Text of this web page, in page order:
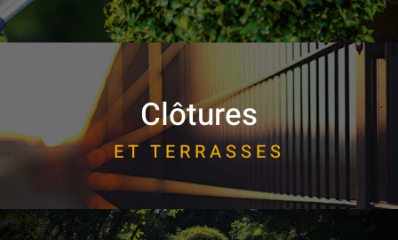
Clôtures
ET TERRASSES